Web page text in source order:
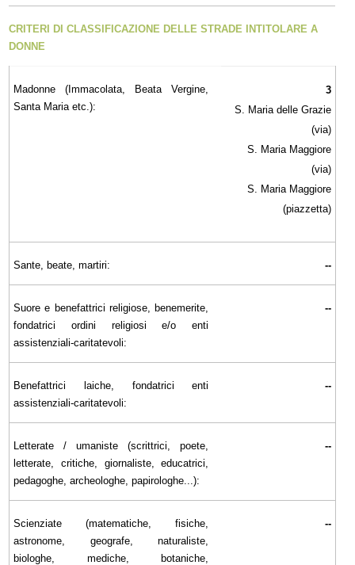
CRITERI DI CLASSIFICAZIONE DELLE STRADE INTITOLARE A
DONNE
Madonne (Immacolata, Beata Vergine,
Santa Maria etc.):
3
S. Maria delle Grazie
(via)
S. Maria Maggiore
(via)
S. Maria Maggiore
(piazzetta)
Sante, beate, martiri: --
Suore e benefattrici religiose, benemerite,
fondatrici ordini religiosi e/o enti
assistenziali-caritatevoli:
--
Benefattrici laiche, fondatrici enti
assistenziali-caritatevoli:
--
Letterate / umaniste (scrittrici, poete,
letterate, critiche, giornaliste, educatrici,
pedagoghe, archeologhe, papirologhe...):
--
Scienziate (matematiche, fisiche,
astronome, geografe, naturaliste,
biologhe, mediche, botaniche,
--